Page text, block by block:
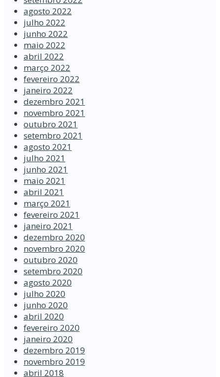
agosto 2022
julho 2022
junho 2022
maio 2022
abril 2022
março 2022
fevereiro 2022
janeiro 2022
dezembro 2021
novembro 2021
outubro 2021
setembro 2021
agosto 2021
julho 2021
junho 2021
maio 2021
abril 2021
março 2021
fevereiro 2021
janeiro 2021
dezembro 2020
novembro 2020
outubro 2020
setembro 2020
agosto 2020
julho 2020
junho 2020
abril 2020
fevereiro 2020
janeiro 2020
dezembro 2019
novembro 2019
abril 2018